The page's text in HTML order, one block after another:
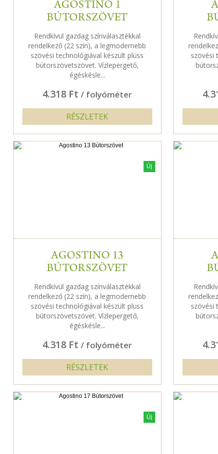
AGOSTINO 1
BÚTORSZÖVET
Rendkívül gazdag színválasztékkal
rendelkező (22 szín), a legmodernebb
szövési technológiával készült plüss
bútorszövetszövet. Vízlepergető,
égéskésle...
4.318 Ft/ folyóméter
RÉSZLETEK
szövési
Új
AGOSTINO 13
BÚTORSZÖVET
Rendkívül gazdag színválasztékkal
rendelkező (22 szín), a legmodernebb
szövési technológiával készült plüss
bútorszövetszövet. Vízlepergető,
égéskésle...
4.318 Ft/ folyóméter
RÉSZLETEK
szövési
Új